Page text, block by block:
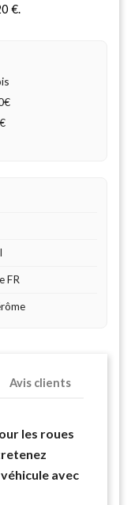
€.
FR
Avis clients
les roues
avec